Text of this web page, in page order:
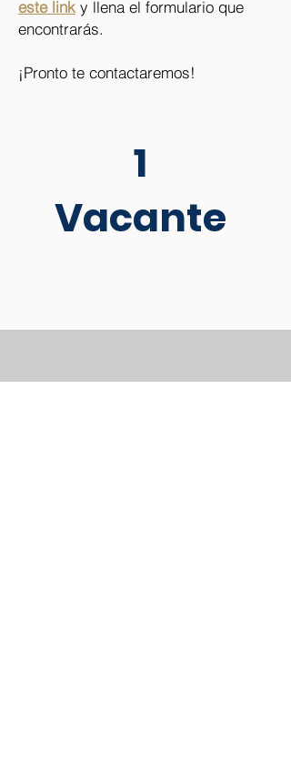
este link y llena el formulario que
encontrarás.
¡Pronto te contactaremos!
1
Vacante